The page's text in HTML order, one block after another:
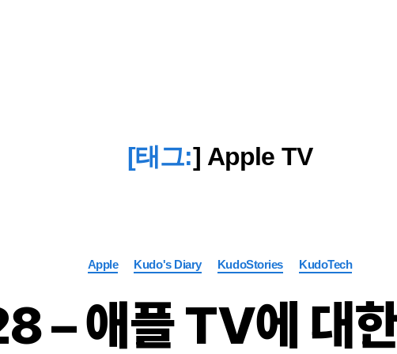
[태그:] Apple TV
Categories
Apple Kudo's Diary KudoStories KudoTech
– 애플 TV에 대